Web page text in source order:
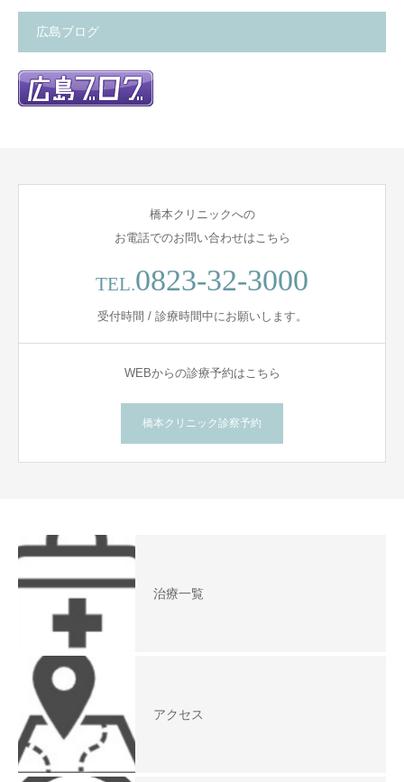
広島ブログ
橋本クリニックへの
お電話でのお問い合わせはこちら
TEL.0823-32-3000
受付時間 / 診療時間中にお願いします。
WEBからの診療予約はこちら
橋本クリニック診察予約
治療一覧
アクセス